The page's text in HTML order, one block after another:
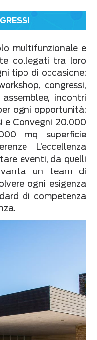
multifunzionale e
collegati tra loro
tipo di occasione:
congressi,
incontri
ogni opportunità:
e Convegni 20.000
mq superficie
L’eccellenza
eventi, da quelli
vanta un team di
ogni esigenza
di competenza